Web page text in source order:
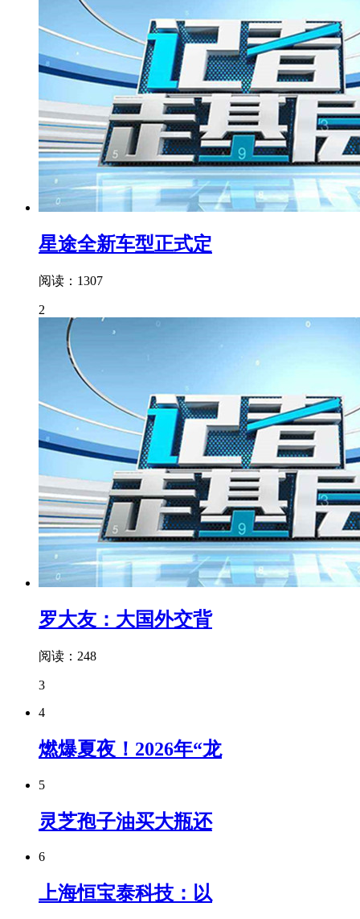
星途全新车型正式定
阅读：1307
2
罗大友：大国外交背
阅读：248
3
4
燃爆夏夜！2026年“龙
5
灵芝孢子油买大瓶还
6
上海恒宝泰科技：以